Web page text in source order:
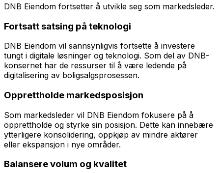
DNB Eiendom fortsetter å utvikle seg som markedsleder.
Fortsatt satsing på teknologi
DNB Eiendom vil sannsynligvis fortsette å investere
tungt i digitale løsninger og teknologi. Som del av DNB-
konsernet har de ressurser til å være ledende på
digitalisering av boligsalgsprosessen.
Opprettholde markedsposisjon
Som markedsleder vil DNB Eiendom fokusere på å
opprettholde og styrke sin posisjon. Dette kan innebære
ytterligere konsolidering, oppkjøp av mindre aktører
eller ekspansjon i nye områder.
Balansere volum og kvalitet